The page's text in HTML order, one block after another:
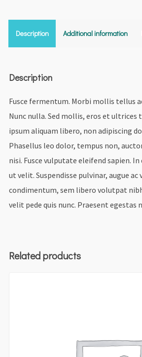
Description Additional information
Description
Fusce fermentum. Morbi mollis tellus
Nunc nulla. Sed mollis, eros et ultrices
ipsum aliquam libero, non adipiscing
Phasellus leo dolor, tempus non,
nisi. Fusce vulputate eleifend sapien.
ut velit. Suspendisse pulvinar, augue ac
condimentum, sem libero volutpat
velit pede quis nunc. Praesent egestas
Related products